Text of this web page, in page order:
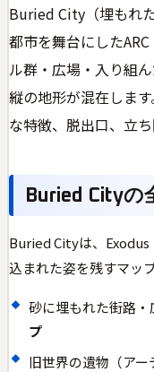
Buried City（埋もれ
都市を舞台にした
ル群・広場・入り組
縦の地形が混在しま
な特徴、脱出口、立
Buried Cityの
Buried Cityは、
込まれた姿を残すマップ
砂に埋もれた街路
プ
旧世界の遺物（ア